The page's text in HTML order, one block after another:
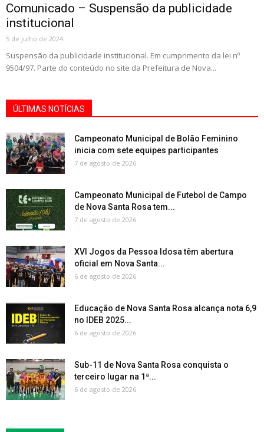
Comunicado – Suspensão da publicidade
institucional
5 de julho de 2024
Suspensão da publicidade institucional. Em cumprimento da lei nº
9504/97. Parte do conteúdo no site da Prefeitura de Nova...
ÚLTIMAS NOTÍCIAS
Campeonato Municipal de Bolão Feminino
inicia com sete equipes participantes
7 de agosto de 2026
Campeonato Municipal de Futebol de Campo
de Nova Santa Rosa tem...
7 de agosto de 2026
XVI Jogos da Pessoa Idosa têm abertura
oficial em Nova Santa...
6 de agosto de 2026
Educação de Nova Santa Rosa alcança nota 6,9
no IDEB 2025...
6 de agosto de 2026
Sub-11 de Nova Santa Rosa conquista o
terceiro lugar na 1ª...
6 de agosto de 2026